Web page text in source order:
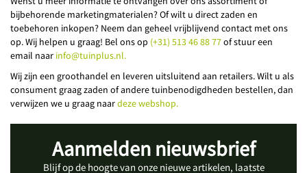
bijbehorende marketingmaterialen? Of wilt u direct zaden en
toebehoren inkopen? Neem dan geheel vrijblijvend contact met ons
op. Wij helpen u graag! Bel ons op (+31) 513 46 88 77of stuur een
email naar info@tuinplus.nl.
Wij zijn een groothandel en leveren uitsluitend aan retailers. Wilt u als
consument graag zaden of andere tuinbenodigdheden bestellen, dan
verwijzen we u graag naardeze webshop.
Aanmelden nieuwsbrief
Blijf op de hoogte van onze nieuwe artikelen, laatste